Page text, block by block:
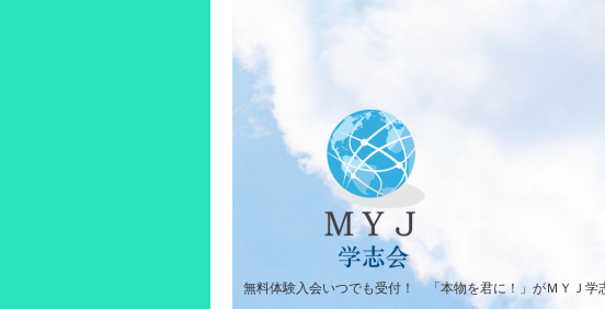
無料体験入会いつでも受付！ 「本物を君に！」がＭＹＪ学